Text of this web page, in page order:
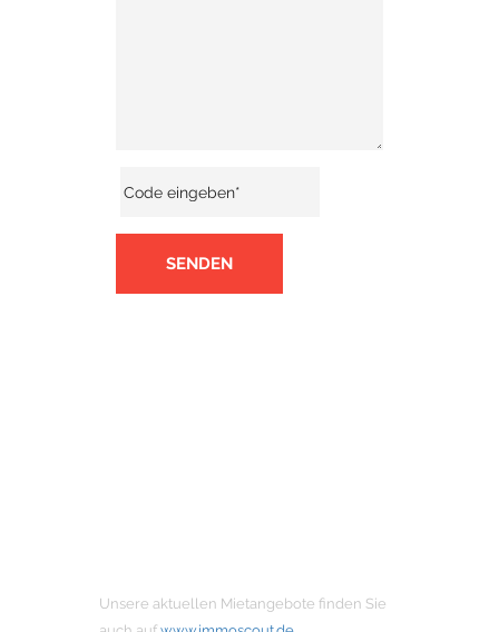
SENDEN
Unsere aktuellen Mietangebote finden Sie